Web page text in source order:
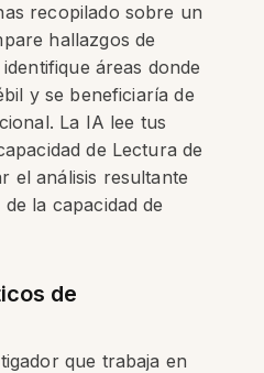
recopilado sobre un
hallazgos de
áreas donde
y se beneficiaría de
La IA lee tus
de Lectura de
el análisis resultante
la capacidad de
de
que trabaja en